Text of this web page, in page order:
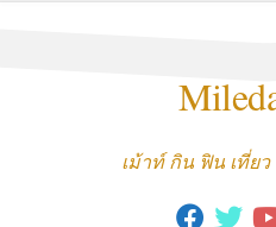
เม้าท์ กิน ฟิน เที่ย